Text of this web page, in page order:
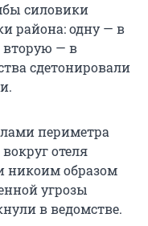
силовики
района: одну — в
вторую — в
сдетонировали
периметра
отеля
никоим образом
угрозы
в ведомстве.